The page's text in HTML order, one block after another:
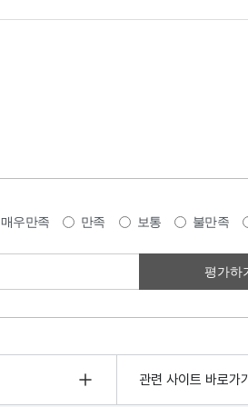
매우만족 만족 보통 불만족
관련 사이트 바로가기